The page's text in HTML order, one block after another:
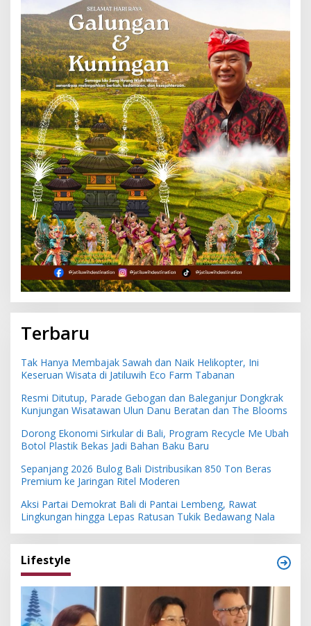
Terbaru
Tak Hanya Membajak Sawah dan Naik Helikopter, Ini
Keseruan Wisata di Jatiluwih Eco Farm Tabanan
Resmi Ditutup, Parade Gebogan dan Baleganjur Dongkrak
Kunjungan Wisatawan Ulun Danu Beratan dan The Blooms
Dorong Ekonomi Sirkular di Bali, Program Recycle Me Ubah
Botol Plastik Bekas Jadi Bahan Baku Baru
Sepanjang 2026 Bulog Bali Distribusikan 850 Ton Beras
Premium ke Jaringan Ritel Moderen
Aksi Partai Demokrat Bali di Pantai Lembeng, Rawat
Lingkungan hingga Lepas Ratusan Tukik Bedawang Nala
Lifestyle